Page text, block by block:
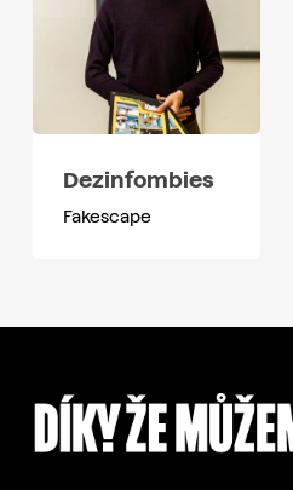
Dezinfombies
Fakescape